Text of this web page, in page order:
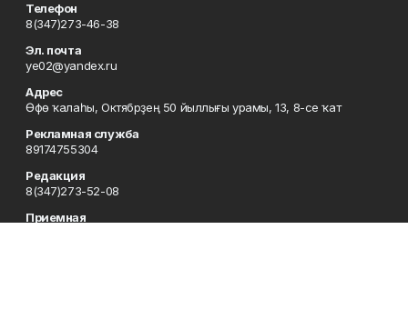
Телефон
8(347)273-46-38
Эл. почта
ye02@yandex.ru
Адрес
Өфө ҡалаһы, Октябрҙең 50 йыллығы урамы, 13, 8-се ҡат
Рекламная служба
89174755304
Редакция
8(347)273-52-08
Приемная